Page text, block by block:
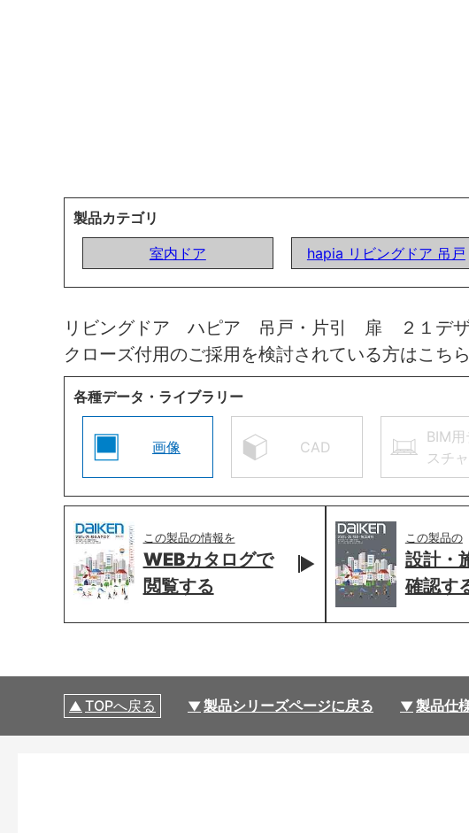
製品カテゴリ
室内ドア
hapia リビングドア 吊戸
リビングドア ハピア 吊戸・片引 扉 ２１デ
クローズ付用のご採用を検討されている方はこち
各種データ・ライブラリー
画像 CAD
BIM用
スチ
この製品の情報を
WEBカタログで
閲覧する
この製品の
設計・
確認す
TOPへ戻る 製品シリーズページに戻る 製品仕